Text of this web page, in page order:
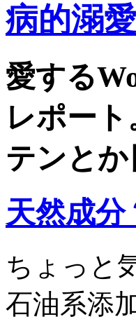
病的溺
愛する
レポー
テンと
天然成分
ちょっと
石油系添